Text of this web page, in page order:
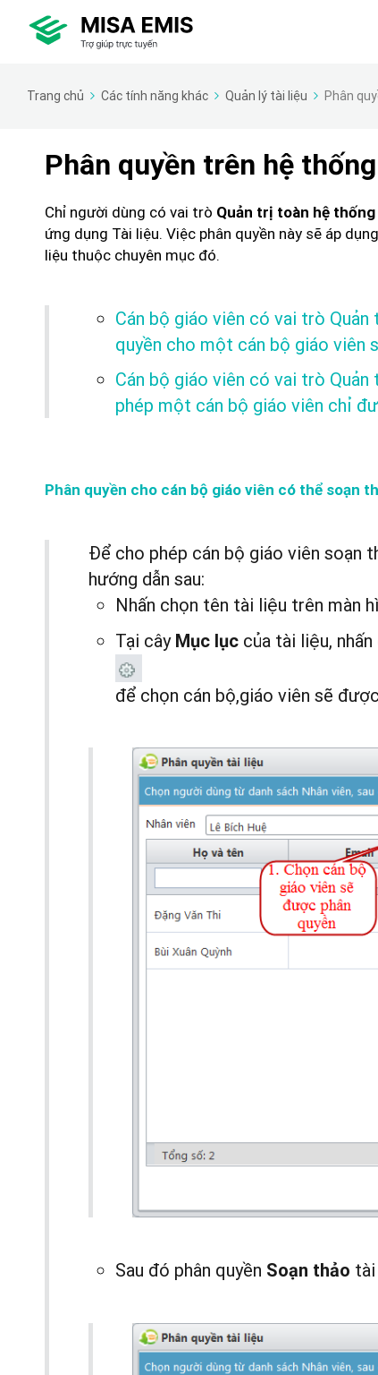
Trang chủ Các tính năng khác Quản lý tài liệu Phân
Phân quyền trên hệ
Chỉ người dùng có vai trò Quản trị toàn hệ thống
ứng dụng Tài liệu. Việc phân quyền này sẽ áp
liệu thuộc chuyên mục đó.
Cán bộ giáo viên có vai trò
quyền cho một cán bộ giáo viên
Cán bộ giáo viên có vai trò
phép một cán bộ giáo viên chỉ
Phân quyền cho cán bộ giáo viên có thể soạn
Để cho phép cán bộ giáo viên soạn
hướng dẫn sau:
Nhấn chọn tên tài liệu trên màn
Tại cây Mục lục của tài liệu,
để chọn cán bộ,giáo viên sẽ
Sau đó phân quyền Soạn thảo